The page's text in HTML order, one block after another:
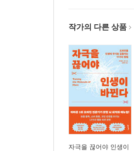
작가의 다른 상품
자극을 끊어야 인생이